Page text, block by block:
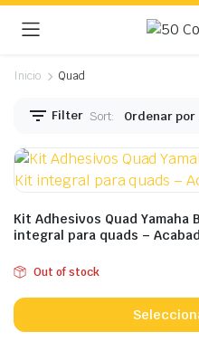
Inicio Quad
Filter Sort:
Kit Adhesivos Quad Yamaha
integral para quads –
Out of stock